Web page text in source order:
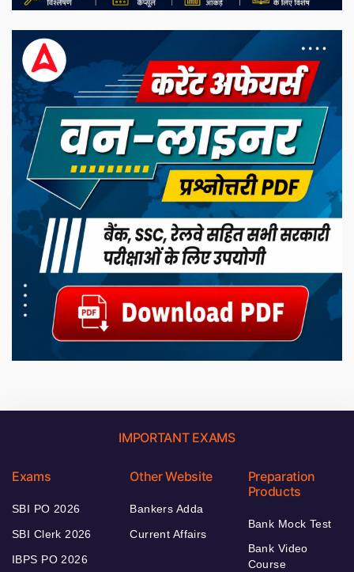
IMPORTANT EXAMS
Exams
SBI PO 2026
SBI Clerk 2026
IBPS PO 2026
Other Website
Bankers Adda
Current Affairs
Preparation
Products
Bank Mock Test
Bank Video
Course